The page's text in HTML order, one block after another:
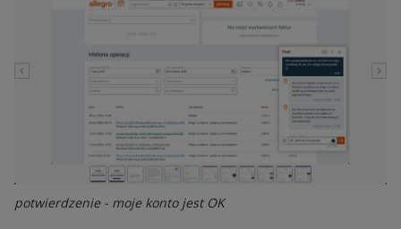
potwierdzenie - moje konto jest OK